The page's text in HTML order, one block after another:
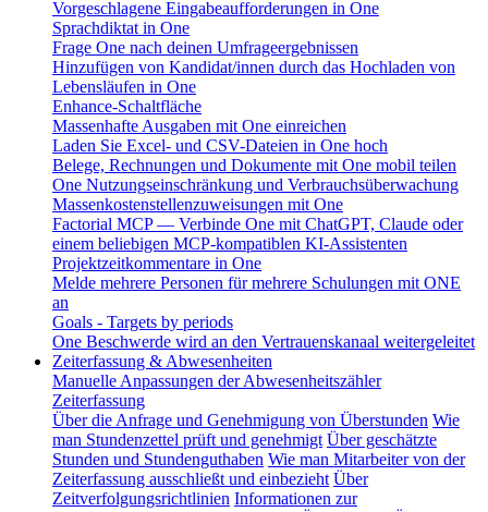
Vorgeschlagene Eingabeaufforderungen in One
Sprachdiktat in One
Frage One nach deinen Umfrageergebnissen
Hinzufügen von Kandidat/innen durch das Hochladen von
Lebensläufen in One
Enhance-Schaltfläche
Massenhafte Ausgaben mit One einreichen
Laden Sie Excel- und CSV-Dateien in One hoch
Belege, Rechnungen und Dokumente mit One mobil teilen
One Nutzungseinschränkung und Verbrauchsüberwachung
Massenkostenstellenzuweisungen mit One
Factorial MCP — Verbinde One mit ChatGPT, Claude oder
einem beliebigen MCP-kompatiblen KI-Assistenten
Projektzeitkommentare in One
Melde mehrere Personen für mehrere Schulungen mit ONE
an
Goals - Targets by periods
One Beschwerde wird an den Vertrauenskanaal weitergeleitet
Zeiterfassung & Abwesenheiten
Manuelle Anpassungen der Abwesenheitszähler
Zeiterfassung
Über die Anfrage und Genehmigung von Überstunden Wie
man Stundenzettel prüft und genehmigt Über geschätzte
Stunden und Stundenguthaben Wie man Mitarbeiter von der
Zeiterfassung ausschließt und einbezieht Über
Zeitverfolgungsrichtlinien Informationen zur